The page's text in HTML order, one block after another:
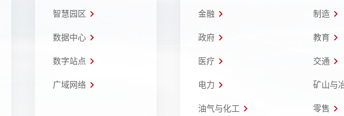
智慧园区
数据中心
数字站点
广域网络
金融 制造
政府 教育
医疗 交通
电力 矿山与
油气与化工 零售